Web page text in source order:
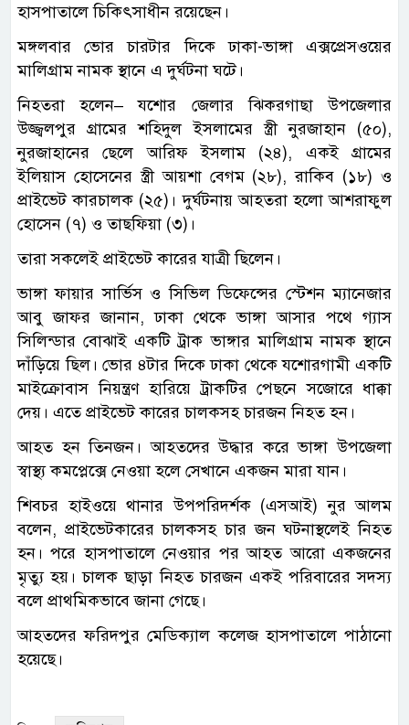
হাসপাতালে চিকিৎসাধীন রয়েছেন।
মঙ্গলবার ভোর চারটার দিকে ঢাকা-ভাঙ্গা এক্সপ্রেসওয়ের
মালিগ্রাম নামক স্থানে এ দুর্ঘটনা ঘটে।
নিহতরা হলেন– যশোর জেলার ঝিকরগাছা উপজেলার
উজ্জ্বলপুর গ্রামের শহিদুল ইসলামের স্ত্রী নুরজাহান (৫০),
নুরজাহানের ছেলে আরিফ ইসলাম (২৪), একই গ্রামের
ইলিয়াস হোসেনের স্ত্রী আয়শা বেগম (২৮), রাকিব (১৮) ও
প্রাইভেট কারচালক (২৫)। দুর্ঘটনায় আহতরা হলো আশরাফুল
হোসেন (৭) ও তাছফিয়া (৩)।
তারা সকলেই প্রাইভেট কারের যাত্রী ছিলেন।
ভাঙ্গা ফায়ার সার্ভিস ও সিভিল ডিফেন্সের স্টেশন ম্যানেজার
আবু জাফর জানান, ঢাকা থেকে ভাঙ্গা আসার পথে গ্যাস
সিলিন্ডার বোঝাই একটি ট্রাক ভাঙ্গার মালিগ্রাম নামক স্থানে
দাঁড়িয়ে ছিল। ভোর ৪টার দিকে ঢাকা থেকে যশোরগামী একটি
মাইক্রোবাস নিয়ন্ত্রণ হারিয়ে ট্রাকটির পেছনে সজোরে ধাক্কা
দেয়। এতে প্রাইভেট কারের চালকসহ চারজন নিহত হন।
আহত হন তিনজন। আহতদের উদ্ধার করে ভাঙ্গা উপজেলা
স্বাস্থ্য কমপ্লেক্সে নেওয়া হলে সেখানে একজন মারা যান।
শিবচর হাইওয়ে থানার উপপরিদর্শক (এসআই) নুর আলম
বলেন, প্রাইভেটকারের চালকসহ চার জন ঘটনাস্থলেই নিহত
হন। পরে হাসপাতালে নেওয়ার পর আহত আরো একজনের
মৃত্যু হয়। চালক ছাড়া নিহত চারজন একই পরিবারের সদস্য
বলে প্রাথমিকভাবে জানা গেছে।
আহতদের ফরিদপুর মেডিক্যাল কলেজ হাসপাতালে পাঠানো
হয়েছে।